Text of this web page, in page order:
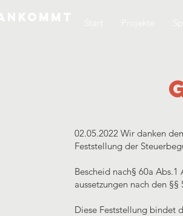
02.05.2022 Wir danken
Feststellung der
Bescheid nach§ 60a
aussetzungen nach den
Diese Feststellung bindet